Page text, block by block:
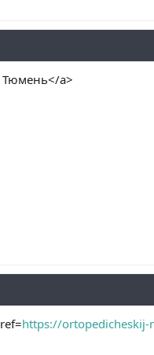
Тюмень</a>
https://ortopedicheskij-